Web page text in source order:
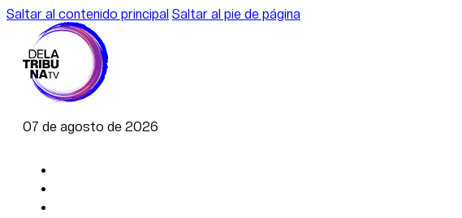
Saltar al contenido principal Saltar al pie de página
07 de agosto de 2026